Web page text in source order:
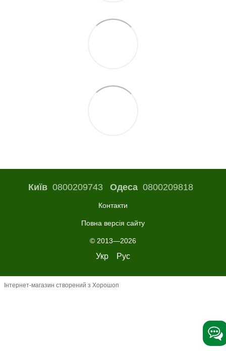
Київ0800209743 Одеса0800209818
Контакти
Повна версія сайту
© 2013—2026
Укр Рус
Інтернет-магазин створений з Хорошоп